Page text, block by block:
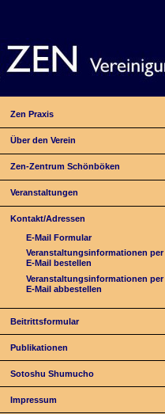
Zen Praxis
Über den Verein
Zen-Zentrum Schönböken
Veranstaltungen
Kontakt/Adressen
E-Mail Formular
Veranstaltungsinformationen per
E-Mail bestellen
Veranstaltungsinformationen per
E-Mail abbestellen
Beitrittsformular
Publikationen
Sotoshu Shumucho
Impressum